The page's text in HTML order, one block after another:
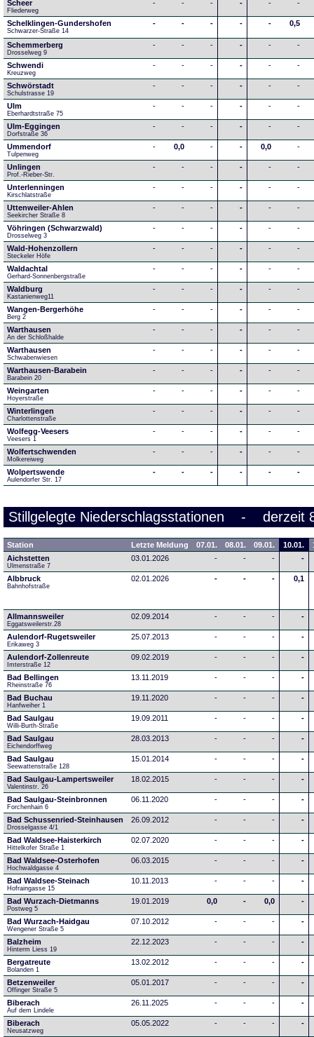
Scheer
Fliederweg
- - - - - -
Schelklingen-Gundershofen
Schwarzer-Straße 14
- - - - - 0,5
Schemmerberg
Drosselweg 9
- - - - - -
Schwendi
Kreuzweg
- - - - - -
Schwörstadt
Schulstrasse 19
- - - - - -
Ulm
Eberhardtstraße 75
- - - - - -
Ulm-Eggingen
Dorfstraße 36
- - - - - -
Ummendorf
Tulpenweg
- 0,0 - - 0,0 -
Unlingen
Prof.-Rieber-Str.
- - - - - -
Unterlenningen
Kirschlatstraße
- - - - - -
Uttenweiler-Ahlen
Seekircher Straße 8
- - - - - -
Vöhringen (Schwarzwald)
Drosselweg 3
- - - - - -
Wald-Hohenzollern
Steckeler Höfe
- - - - - -
Waldachtal
Gerhard-Sonnenbergstraße
- - - - - -
Waldburg
Kastanienweg11
- - - - - -
Wangen-Bergerhöhe
Berg 2
- - - - - -
Warthausen
An der Schloßhalde
- - - - - -
Warthausen
Schwabenwiesen
- - - - - -
Warthausen-Barabein
Barabein 20
- - - - - -
Weingarten
Hoyerstraße
- - - - - -
Winterlingen
Charlottenstraße
- - - - - -
Wolfegg-Veesers
Veesers 1
- - - - - -
Wolfertschwenden
Molkereiweg
- - - - - -
Wolpertswende
Aulendorfer Str. 17
- - - - - -
Stillgelegte Niederschlagsstationen - derzeit
Station Letzte Meldung 07.01. 08.01. 09.01. 10.01.
Aichstetten
Ulmenstraße 7
03.01.2026 - - - -
Albbruck
Bahnhofstraße
02.01.2026 - - - 0,1
Allmannsweiler
Eggatsweilerstr.28
02.09.2014 - - - -
Aulendorf-Rugetsweiler
Erikaweg 3
25.07.2013 - - - -
Aulendorf-Zollenreute
Imterstraße 12
09.02.2019 - - - -
Bad Bellingen
Rheinstraße 76
13.11.2019 - - - -
Bad Buchau
Hanfweiher 1
19.11.2020 - - - -
Bad Saulgau
Willi-Burth-Straße
19.09.2011 - - - -
Bad Saulgau
Eichendorffweg
28.03.2013 - - - -
Bad Saulgau
Seewattenstraße 128
15.01.2014 - - - -
Bad Saulgau-Lampertsweiler
Valentinstr. 26
18.02.2015 - - - -
Bad Saulgau-Steinbronnen
Forchenhain 6
06.11.2020 - - - -
Bad Schussenried-Steinhausen
Drosselgasse 4/1
26.09.2012 - - - -
Bad Waldsee-Haisterkirch
Hittelkofer Straße 1
02.07.2020 - - - -
Bad Waldsee-Osterhofen
Hochwaldgasse 4
06.03.2015 - - - -
Bad Waldsee-Steinach
Hofraingasse 15
10.11.2013 - - - -
Bad Wurzach-Dietmanns
Postweg 5
19.01.2019 0,0 - 0,0 -
Bad Wurzach-Haidgau
Wengener Straße 5
07.10.2012 - - - -
Balzheim
Hinterm Liess 19
22.12.2023 - - - -
Bergatreute
Bolanden 1
13.02.2012 - - - -
Betzenweiler
Offinger Straße 5
05.01.2017 - - - -
Biberach
Auf dem Lindele
26.11.2025 - - - -
Biberach
Neusatzweg
05.05.2022 - - - -